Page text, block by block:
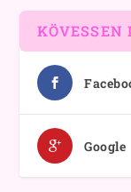
Google